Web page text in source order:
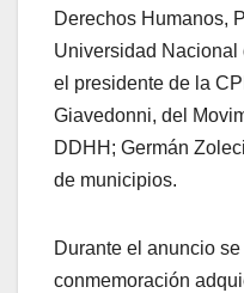
Derechos Humanos,
Universidad Nacional
el presidente de la
Giavedonni, del
DDHH; Germán
de municipios.
Durante el anuncio
conmemoración